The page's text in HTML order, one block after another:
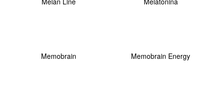
Memobrain Memobrain Energy